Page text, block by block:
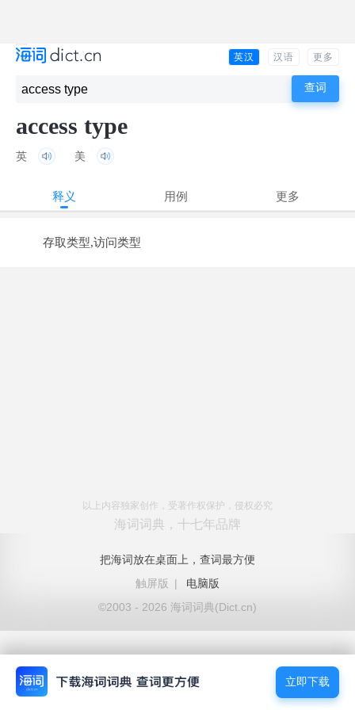
英汉 汉语 更多
access type
英 美
释义 用例 更多
存取类型,访问类型
以上内容独家创作，受著作权保护，侵权必究
海词词典，十七年品牌
把海词放在桌面上，查词最方便
触屏版
|
电脑版
©2003 - 2026 海词词典(Dict.cn)
立即下载
立即下载